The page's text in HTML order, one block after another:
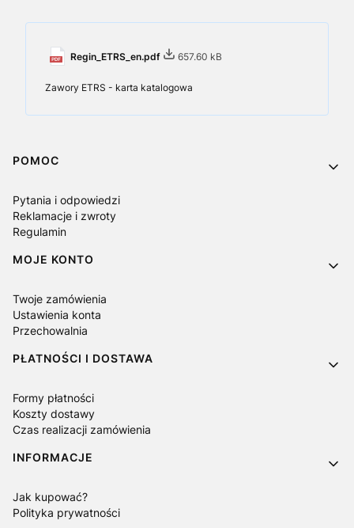
Regin_ETRS_en.pdf 657.60 kB
Zawory ETRS - karta katalogowa
Linki w stopce
POMOC
Pytania i odpowiedzi
Reklamacje i zwroty
Regulamin
MOJE KONTO
Twoje zamówienia
Ustawienia konta
Przechowalnia
PŁATNOŚCI I DOSTAWA
Formy płatności
Koszty dostawy
Czas realizacji zamówienia
INFORMACJE
Jak kupować?
Polityka prywatności